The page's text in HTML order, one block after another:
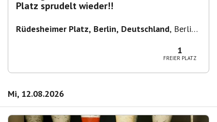
Platz sprudelt wieder!!
Rüdesheimer Platz, Berlin, Deutschland, Berlin-
1
FREIER PLATZ
Mi, 12.08.2026